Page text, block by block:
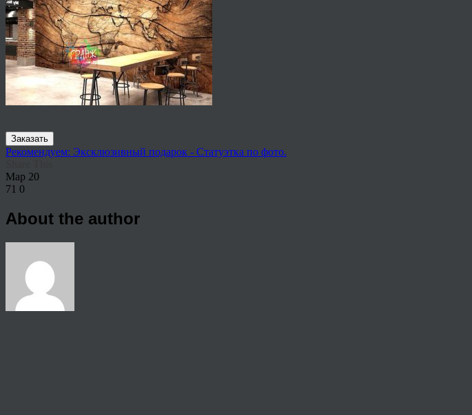
Заказать
Рекомендуем: Эксклюзивный подарок - Статуэтка по фото.
Мар 20
71 0
About the author